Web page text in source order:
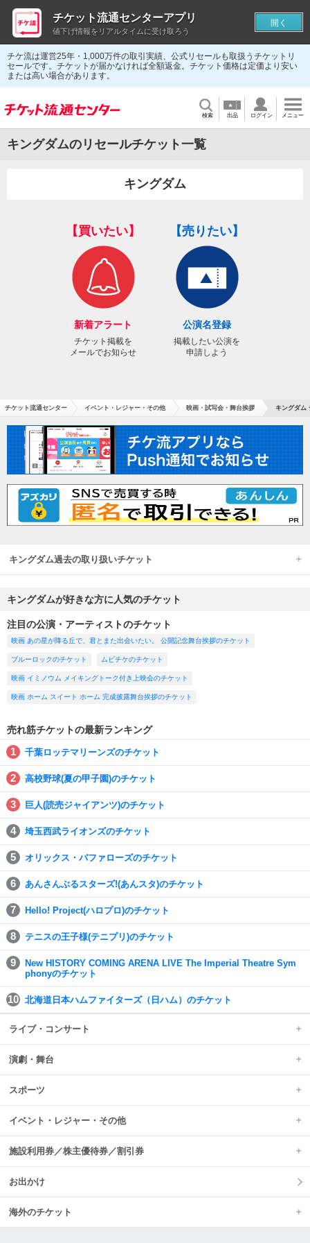
チケ流は運営25年・1,000万件の取引実績、公式リセールも取扱うチケットリ
セールです。チケットが届かなければ全額返金。チケット価格は定価より安い
または高い場合があります。
検索 出品 ログイン メニュー
キングダムのリセールチケット一覧
キングダム
【買いたい】
新着アラート
チケット掲載を
メールでお知らせ
【売りたい】
公演名登録
掲載したい公演を
申請しよう
チケット流通センター イベント・レジャー・その他 映画・試写会・舞台挨拶 キングダム
キングダム過去の取り扱いチケット
キングダムが好きな方に人気のチケット
注目の公演・アーティストのチケット
映画 あの星が降る丘で、君とまた出会いたい。 公開記念舞台挨拶のチケット
ブルーロックのチケット ムビチケのチケット
映画 イミノウム メイキングトーク付き上映会のチケット
映画 ホーム スイート ホーム 完成披露舞台挨拶のチケット
売れ筋チケットの最新ランキング
千葉ロッテマリーンズのチケット
高校野球(夏の甲子園)のチケット
巨人(読売ジャイアンツ)のチケット
埼玉西武ライオンズのチケット
オリックス・バファローズのチケット
あんさんぶるスターズ!(あんスタ)のチケット
Hello! Project(ハロプロ)のチケット
テニスの王子様(テニプリ)のチケット
New HISTORY COMING ARENA LIVE The Imperial Theatre Sym
phonyのチケット
北海道日本ハムファイターズ（日ハム）のチケット
ライブ・コンサート
演劇・舞台
スポーツ
イベント・レジャー・その他
施設利用券／株主優待券／割引券
お出かけ
海外のチケット
チケット流通センターアプリ
値下げ情報をリアルタイムに受け取ろう
開く